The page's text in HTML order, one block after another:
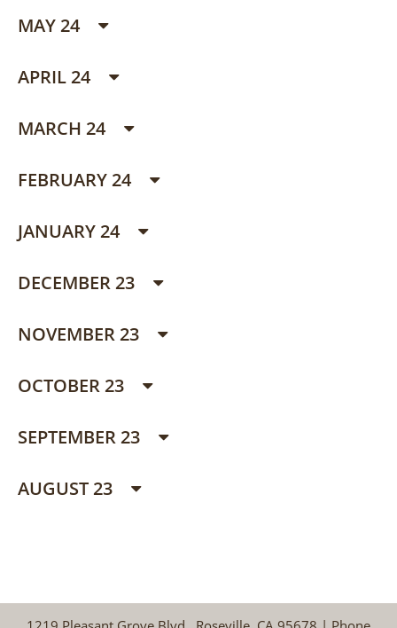
MAY 24
APRIL 24
MARCH 24
FEBRUARY 24
JANUARY 24
DECEMBER 23
NOVEMBER 23
OCTOBER 23
SEPTEMBER 23
AUGUST 23